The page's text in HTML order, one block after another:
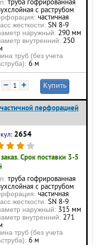
с раструбом
частичная
жесткости: SN 8-9
наружный: 290 мм
внутренний: 250
труб (без учета
6 м
− + Купить
перфорацией
2654
Срок поставки 3-5
труба гофрированная
с раструбом
частичная
жесткости: SN 8-9
наружный: 315 мм
внутренний: 271
труб (без учета
6 м